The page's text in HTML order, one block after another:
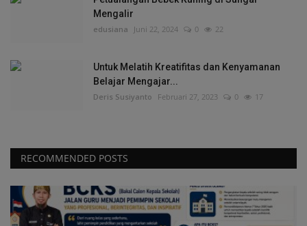
Mengalir
edusiana Juni 22, 2024 0 22
Untuk Melatih Kreatifitas dan Kenyamanan
Belajar Mengajar...
Deris Susiyanto Februari 27, 2023 0 17
RECOMMENDED POSTS